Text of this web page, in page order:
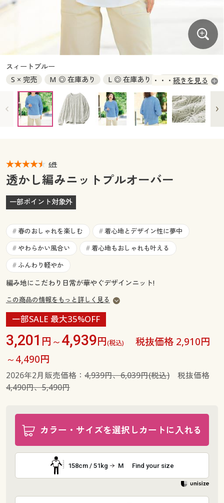
大きいサイズ レディース下着
大きいサイズ 事務・制服
シークレットセール
商品カテゴリ一覧
カタログ・チラシからのご注文
デジタルカタログ
カタログ無料プレゼント
マイページ
閲覧履歴
お気に入り
サポート
ご利用ガイド
よくある質問とお問い合わせ
大きいサイズ 事務・制服
カタログ
カタログ・チラシからのご注文
デジタルカタログ
カタログ無料プレゼント
会員メニュー
閲覧履歴
ご利用ガイド
よくある質問とお問い合わせ
スィートブルー
S × 完売
M ◎ 在庫あり L ◎ 在庫あり
LL ◎ 在庫あり
3L ○ 在庫わずか
続きを見る
6件
透かし編みニットプルオーバー
一部ポイント対象外
# 春のおしゃれを楽しむ # 着心地とデザイン性に夢中
# やわらかい風合い # 着心地もおしゃれも叶える
# ふんわり軽やか
編み地にこだわり日常が華やぐデザインニット!
この商品の情報をもっと詳しく見る
一部SALE 最大35%OFF
3,201 円～4,939円(税込)
税抜価格 2,910円
～4,490円
2026年2月販売価格： 4,939円、6,039円(税込)税抜価格
4,490円、5,490円
カラー・サイズを選択しカートに入れる
158cm / 51kg M Find your size